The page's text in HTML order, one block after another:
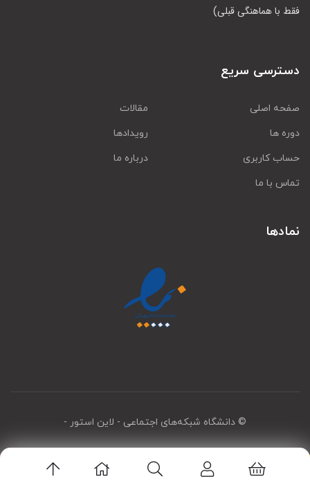
فقط با هماهنگی قبلی)
دسترسی سریع
صفحه اصلی
مقالات
دوره ها
رویدادها
حساب کاربری
درباره ما
تماس با ما
نمادها
© دانشگاه شبکه‌های اجتماعی - لاین استور -
اپلیکیشن لاین استور